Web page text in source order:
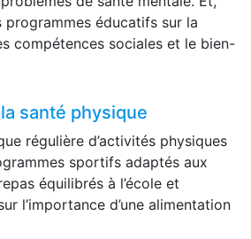
programmes éducatifs sur la
compétences sociales et le bien-
santé physique
régulière d’activités physiques
sportifs adaptés aux
équilibrés à l’école et
l’importance d’une alimentation